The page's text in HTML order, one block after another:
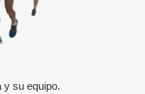
y su equipo.